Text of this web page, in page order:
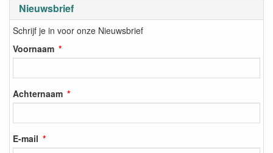
Nieuwsbrief
Schrijf je in voor onze Nieuwsbrief
Voornaam
Achternaam
E-mail